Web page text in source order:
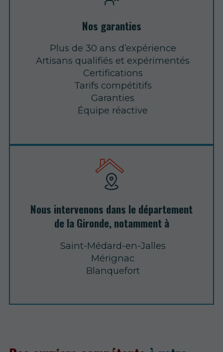
Nos garanties
Plus de 30 ans d’expérience
Artisans qualifiés et expérimentés
Certifications
Tarifs compétitifs
Garanties
Équipe réactive
Nous intervenons dans le département
de la Gironde, notamment à
Saint-Médard-en-Jalles
Mérignac
Blanquefort